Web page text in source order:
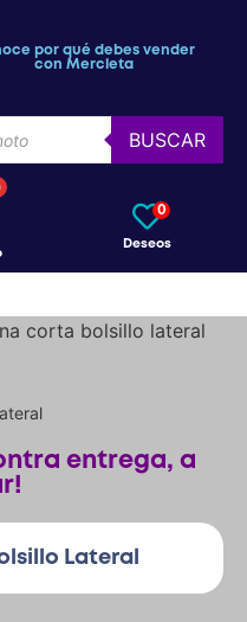
por qué debes vender
con Mercleta
BUSCAR
Deseos
0
corta bolsillo lateral
entrega, a
Lateral